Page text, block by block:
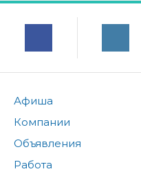
Афиша
Компании
Объявления
Работа